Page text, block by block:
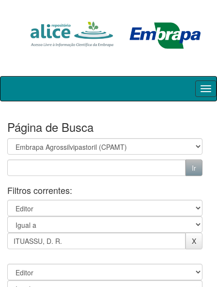
Skip
Página de Busca
Filtros correntes: